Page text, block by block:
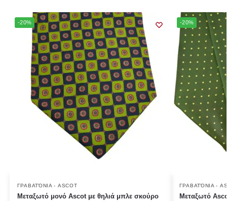
-20%
ΓΡΑΒΑΤΌΝΙΑ - ASCOT
Μεταξωτό μονό Ascot με θηλιά μπλε σκούρο
-20%
ΓΡΑΒΑΤΌΝΙΑ -
Μεταξωτό